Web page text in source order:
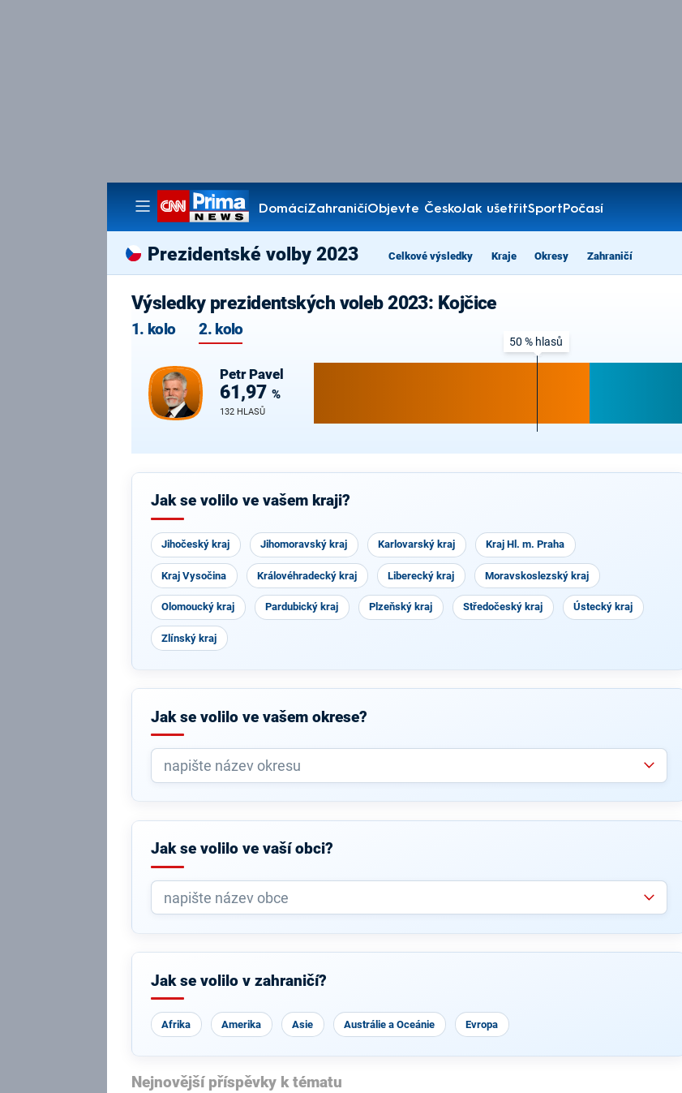
DomácíZahraničíObjevte ČeskoJak ušetřitSportPočasí
Pořady
Prezidentské volby 2023 Celkové výsledky Kraje Okresy Zahraničí
Výsledky prezidentských voleb 2023: Kojčice
1. kolo 2. kolo
Petr Pavel
61,97 %
132 HLASŮ
50 % hlasů
Jak se volilo ve vašem kraji?
Jihočeský kraj Jihomoravský kraj Karlovarský kraj Kraj Hl. m. Praha
Kraj Vysočina Královéhradecký kraj Liberecký kraj Moravskoslezský kraj
Olomoucký kraj Pardubický kraj Plzeňský kraj Středočeský kraj Ústecký kraj
Zlínský kraj
Jak se volilo ve vašem okrese?
Jak se volilo ve vaší obci?
Jak se volilo v zahraničí?
Afrika Amerika Asie Austrálie a Oceánie Evropa
Nejnovější příspěvky k tématu